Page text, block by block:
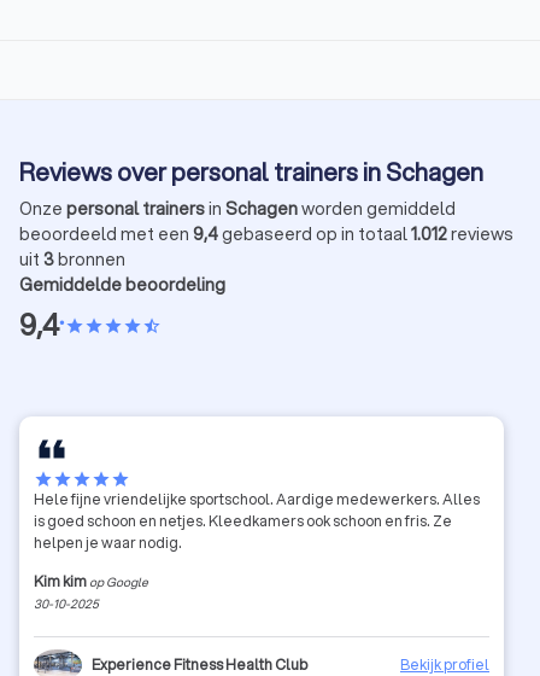
Reviews over personal trainers in Schagen
Onze personal trainersin Schagenworden gemiddeld
beoordeeld met een 9,4gebaseerd op in totaal1.012reviews
uit 3bronnen
Gemiddelde beoordeling
9,4•starstarstarstarstar_half
starstarstarstarstar
Hele fijne vriendelijke sportschool. Aardige medewerkers. Alles
is goed schoon en netjes. Kleedkamers ook schoon en fris. Ze
helpen je waar nodig.
Kim kim op Google
30-10-2025
Experience Fitness Health Club Bekijk profiel